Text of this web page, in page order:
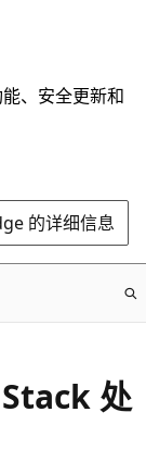
、安全更新和
的详细信息
处